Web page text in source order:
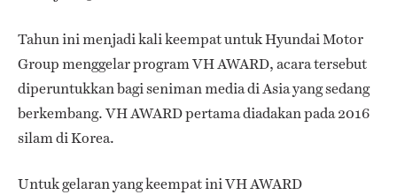
Tahun ini menjadi kali keempat untuk Hyundai Motor
Group menggelar program VH AWARD, acara tersebut
diperuntukkan bagi seniman media di Asia yang sedang
berkembang. VH AWARD pertama diadakan pada 2016
silam di Korea.
Untuk gelaran yang keempat ini VH AWARD